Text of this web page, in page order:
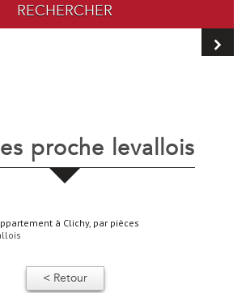
RECHERCHER
proche levallois
à Clichy, par pièces
< Retour